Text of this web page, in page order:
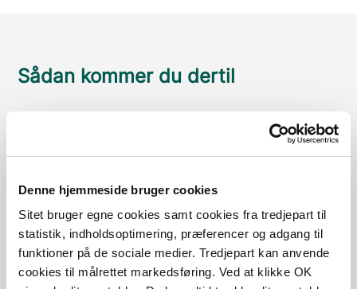
Denne hjemmeside bruger cookies
Sitet bruger egne cookies samt cookies fra tredjepart til
statistik, indholdsoptimering, præferencer og adgang til
funktioner på de sociale medier. Tredjepart kan anvende
cookies til målrettet markedsføring. Ved at klikke OK
Sådan kommer du dertil
Med offentlig transport
Google Maps
Parkeringsplads